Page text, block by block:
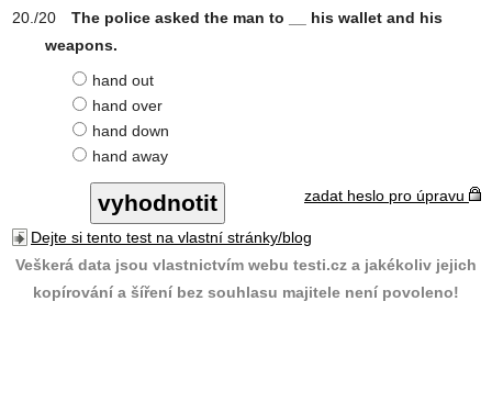
The police asked the man to __ his wallet and his
weapons.
hand out
hand over
hand down
hand away
zadat heslo pro úpravu
Dejte si tento test na vlastní stránky/blog
Veškerá data jsou vlastnictvím webu testi.cz a jakékoliv jejich
kopírování a šíření bez souhlasu majitele není povoleno!